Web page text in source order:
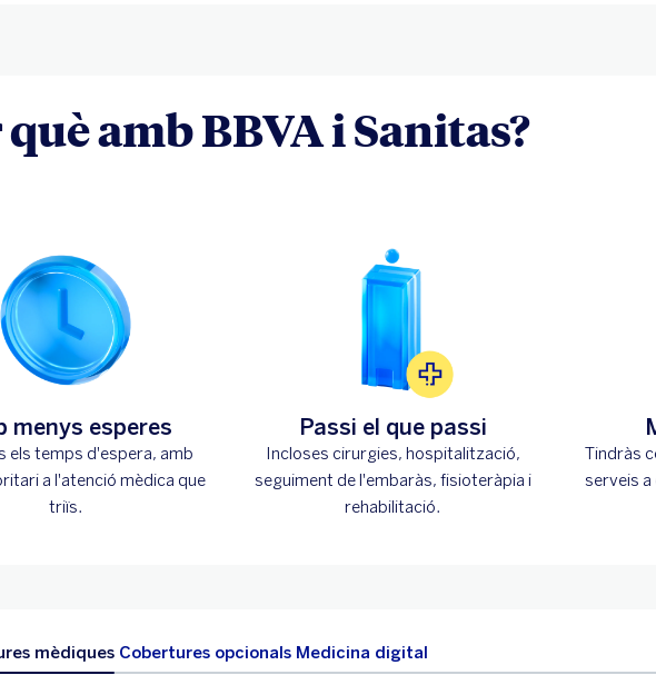
amb BBVA i Sanitas?
menys esperes
els temps d'espera, amb
a l'atenció mèdica que
triïs.
Passi el que passi
Incloses cirurgies, hospitalització,
seguiment de l'embaràs, fisioteràpia i
rehabilitació.
Tindràs
serveis
mèdiques Cobertures opcionals Medicina digital